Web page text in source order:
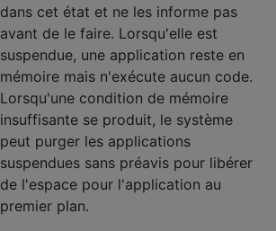
dans cet état et ne les informe pas
avant de le faire. Lorsqu'elle est
suspendue, une application reste en
mémoire mais n'exécute aucun code.
Lorsqu'une condition de mémoire
insuffisante se produit, le système
peut purger les applications
suspendues sans préavis pour libérer
de l'espace pour l'application au
premier plan.